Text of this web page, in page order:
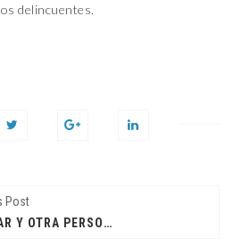
delincuentes.
Post
UN MILITAR Y OTRA PERSONA SON DETENIDOS POR LA MUERTE DEL MÉDICO